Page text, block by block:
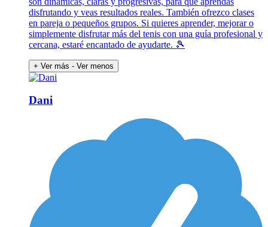
disfrutando y veas resultados reales. También ofrezco clases
en pareja o pequeños grupos. Si quieres aprender, mejorar o
simplemente disfrutar más del tenis con una guía profesional y
cercana, estaré encantado de ayudarte. 🎾
+ Ver más - Ver menos
Dani